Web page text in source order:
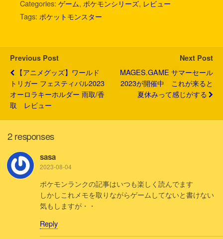
Categories: ゲーム, ポケモンシリーズ, レビュー
Tags: ポケットモンスター
Previous Post
【アニメグッズ】ワールド
トリガー フェスティバル2023
オーロラキーホルダー 雨取/香
取 レビュー
Next Post
MAGES.GAME サマーセール
2023が開催中 これが来ると
夏休みって感じがする
2 responses
sasa
2023-08-04
ポケモンランクの記事はいつも楽しく読んでます
しかしこれメモを取りながらゲームしてないと書けない
気もしますが・・
Reply